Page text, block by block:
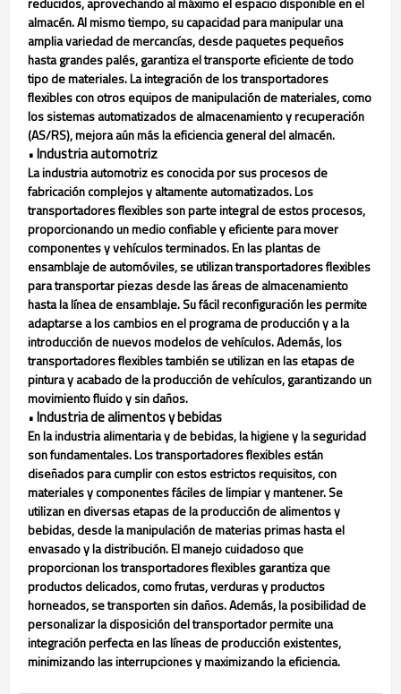
almacén. Al mismo tiempo, su capacidad para manipular una
amplia variedad de mercancías, desde paquetes pequeños
hasta grandes palés, garantiza el transporte eficiente de todo
tipo de materiales. La integración de los transportadores
flexibles con otros equipos de manipulación de materiales, como
los sistemas automatizados de almacenamiento y recuperación
(AS/RS), mejora aún más la eficiencia general del almacén.
•Industria automotriz
La industria automotriz es conocida por sus procesos de
fabricación complejos y altamente automatizados. Los
transportadores flexibles son parte integral de estos procesos,
proporcionando un medio confiable y eficiente para mover
componentes y vehículos terminados. En las plantas de
ensamblaje de automóviles, se utilizan transportadores flexibles
para transportar piezas desde las áreas de almacenamiento
hasta la línea de ensamblaje. Su fácil reconfiguración les permite
adaptarse a los cambios en el programa de producción y a la
introducción de nuevos modelos de vehículos. Además, los
transportadores flexibles también se utilizan en las etapas de
pintura y acabado de la producción de vehículos, garantizando un
movimiento fluido y sin daños.
•Industria de alimentos y bebidas
En la industria alimentaria y de bebidas, la higiene y la seguridad
son fundamentales. Los transportadores flexibles están
diseñados para cumplir con estos estrictos requisitos, con
materiales y componentes fáciles de limpiar y mantener. Se
utilizan en diversas etapas de la producción de alimentos y
bebidas, desde la manipulación de materias primas hasta el
envasado y la distribución. El manejo cuidadoso que
proporcionan los transportadores flexibles garantiza que
productos delicados, como frutas, verduras y productos
horneados, se transporten sin daños. Además, la posibilidad de
personalizar la disposición del transportador permite una
integración perfecta en las líneas de producción existentes,
minimizando las interrupciones y maximizando la eficiencia.